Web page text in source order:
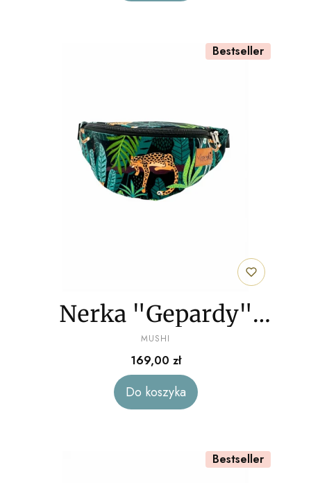
Bestseller
Nerka "Gepardy"
welur
PRODUCENT
MUSHI
Cena
169,00 zł
Do koszyka
Bestseller